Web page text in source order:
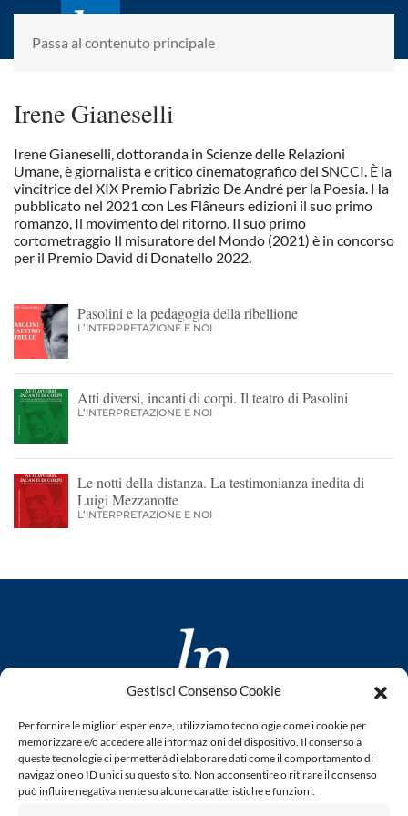
Gestisci Consenso Cookie
Per fornire le migliori esperienze, utilizziamo tecnologie come i cookie per
memorizzare e/o accedere alle informazioni del dispositivo. Il consenso a
queste tecnologie ci permetterà di elaborare dati come il comportamento di
navigazione o ID unici su questo sito. Non acconsentire o ritirare il consenso
può influire negativamente su alcune caratteristiche e funzioni.
Passa al contenuto principale
laletteraturaenoi.it
fondato da Romano Luperini
Irene Gianeselli
Irene Gianeselli, dottoranda in Scienze delle Relazioni
Umane, è giornalista e critico cinematografico del SNCCI. È la
vincitrice del XIX Premio Fabrizio De André per la Poesia. Ha
pubblicato nel 2021 con Les Flâneurs edizioni il suo primo
romanzo, Il movimento del ritorno. Il suo primo
cortometraggio Il misuratore del Mondo (2021) è in concorso
per il Premio David di Donatello 2022.
Pasolini e la pedagogia della ribellione
L’INTERPRETAZIONE E NOI
Atti diversi, incanti di corpi. Il teatro di Pasolini
L’INTERPRETAZIONE E NOI
Le notti della distanza. La testimonianza inedita di
Luigi Mezzanotte
L’INTERPRETAZIONE E NOI
www.laletteraturaenoi.it
fondato da Romano Luperini
Questo blog non rappresenta una testata giornalistica in
quanto viene aggiornato senza alcuna periodicità. Non può